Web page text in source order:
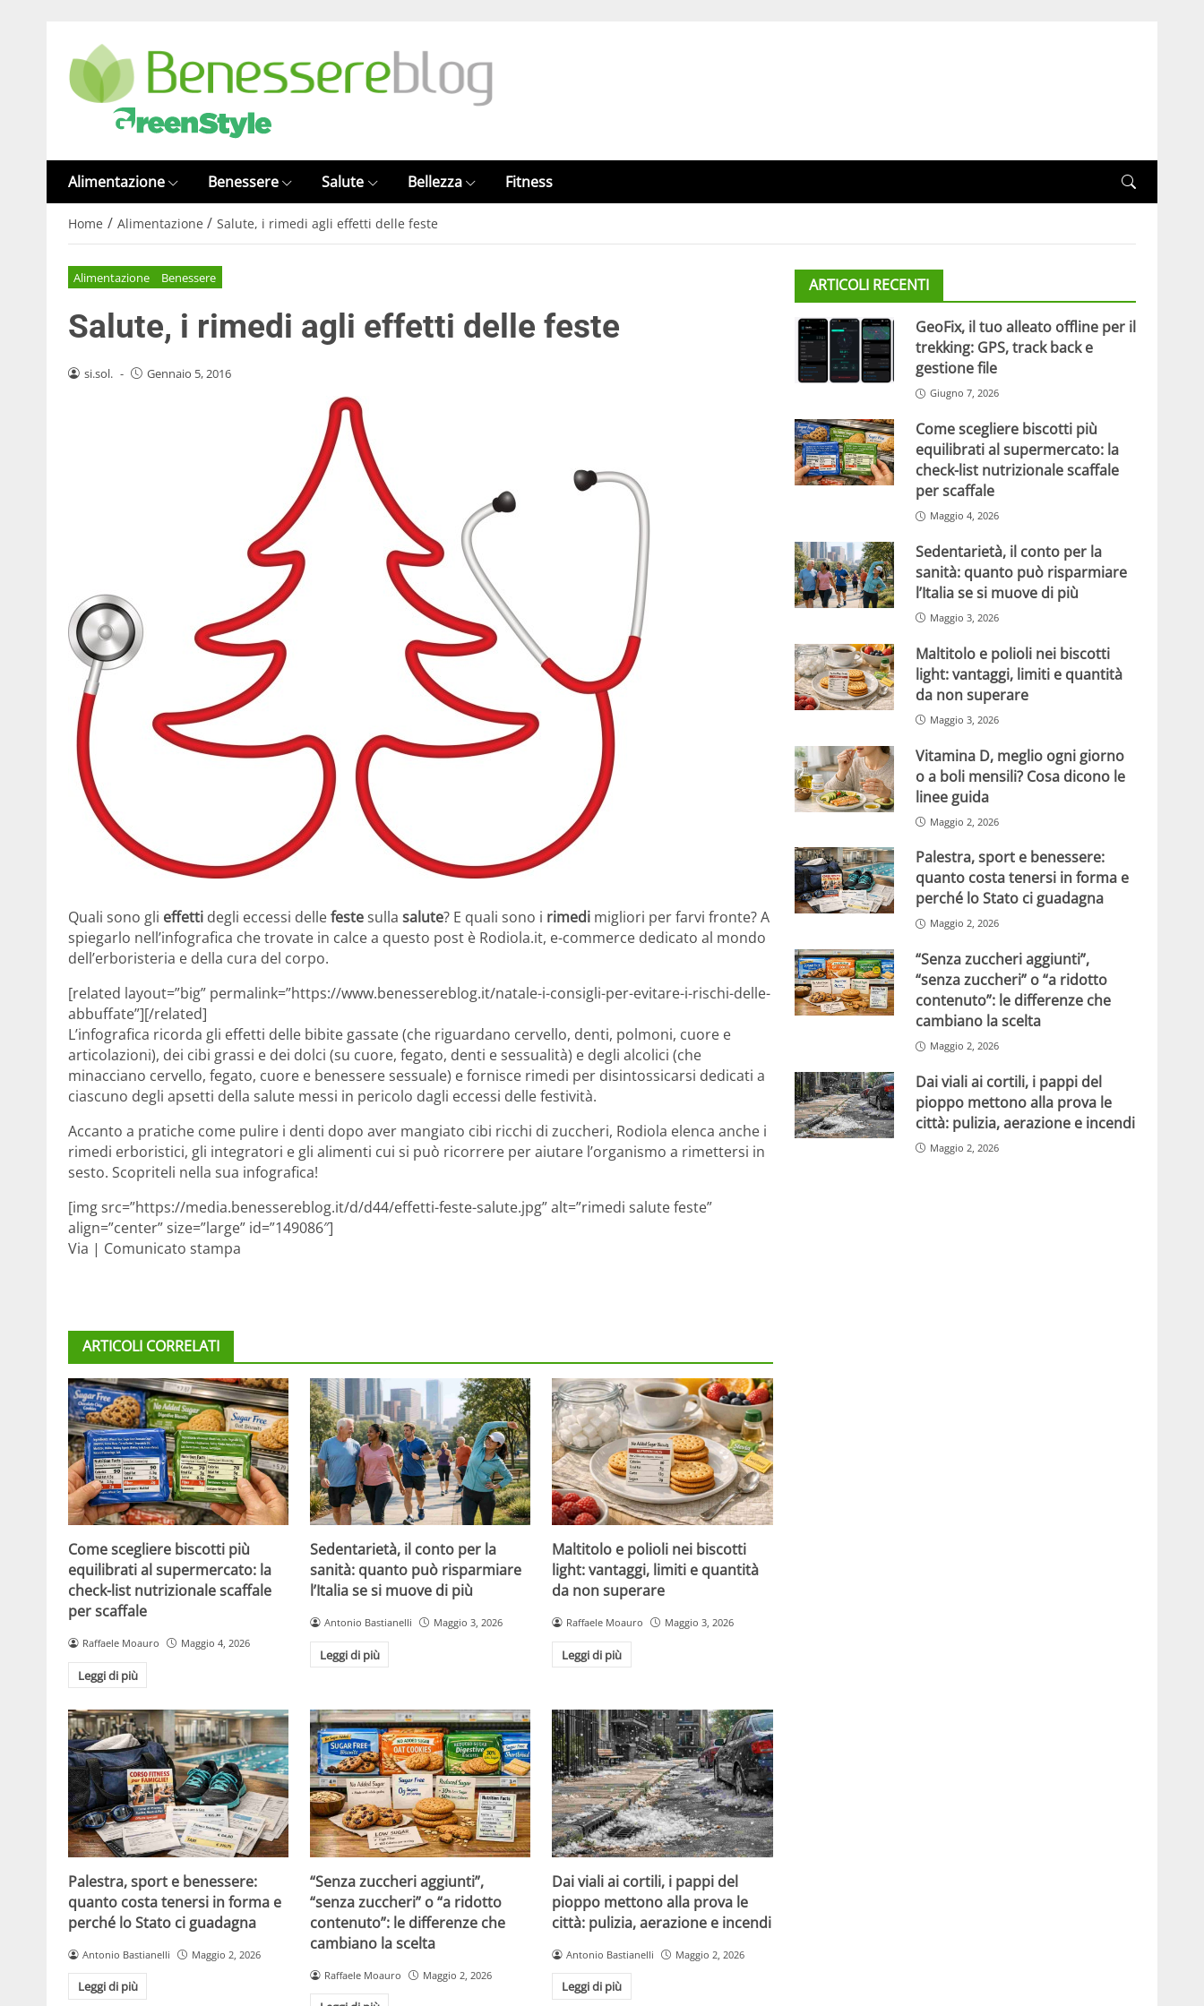
Alimentazione Benessere Salute Bellezza Fitness
Home / Alimentazione / Salute, i rimedi agli effetti delle feste
Alimentazione Benessere
Salute, i rimedi agli effetti delle feste
si.sol. - Gennaio 5, 2016
Quali sono gli effetti degli eccessi dellefestesulla salute? E quali sono i rimedi migliori per farvi fronte? A
spiegarlo nell’infografica che trovate in calce a questo post è Rodiola.it, e-commerce dedicato al mondo
dell’erboristeria e della cura del corpo.
[related layout=”big” permalink=”https://www.benessereblog.it/natale-i-consigli-per-evitare-i-rischi-delle-
abbuffate”][/related]
L’infografica ricorda gli effetti delle bibite gassate (che riguardano cervello, denti, polmoni, cuore e
articolazioni), dei cibi grassi e dei dolci (su cuore, fegato, denti e sessualità) e degli alcolici (che
minacciano cervello, fegato, cuore e benessere sessuale) e fornisce rimedi per disintossicarsi dedicati a
ciascuno degli apsetti della salute messi in pericolo dagli eccessi delle festività.
Accanto a pratiche come pulire i denti dopo aver mangiato cibi ricchi di zuccheri, Rodiola elenca anche i
rimedi erboristici, gli integratori e gli alimenti cui si può ricorrere per aiutare l’organismo a rimettersi in
sesto. Scopriteli nella sua infografica!
[img src=”https://media.benessereblog.it/d/d44/effetti-feste-salute.jpg” alt=”rimedi salute feste”
align=”center” size=”large” id=”149086″]
Via | Comunicato stampa
ARTICOLI CORRELATI
Come scegliere biscotti più
equilibrati al supermercato: la
check-list nutrizionale scaffale
per scaffale
Raffaele Moauro Maggio 4, 2026
Leggi di più
Sedentarietà, il conto per la
sanità: quanto può risparmiare
l’Italia se si muove di più
Antonio Bastianelli Maggio 3, 2026
Leggi di più
Maltitolo e polioli nei biscotti
light: vantaggi, limiti e quantità
da non superare
Raffaele Moauro Maggio 3, 2026
Leggi di più
Palestra, sport e benessere:
quanto costa tenersi in forma e
perché lo Stato ci guadagna
Antonio Bastianelli Maggio 2, 2026
Leggi di più
“Senza zuccheri aggiunti”,
“senza zuccheri” o “a ridotto
contenuto”: le differenze che
cambiano la scelta
Raffaele Moauro Maggio 2, 2026
Dai viali ai cortili, i pappi del
pioppo mettono alla prova le
città: pulizia, aerazione e incendi
Antonio Bastianelli Maggio 2, 2026
Leggi di più
ARTICOLI RECENTI
GeoFix, il tuo alleato offline per il
trekking: GPS, track back e
gestione file
Giugno 7, 2026
Come scegliere biscotti più
equilibrati al supermercato: la
check-list nutrizionale scaffale
per scaffale
Maggio 4, 2026
Sedentarietà, il conto per la
sanità: quanto può risparmiare
l’Italia se si muove di più
Maggio 3, 2026
Maltitolo e polioli nei biscotti
light: vantaggi, limiti e quantità
da non superare
Maggio 3, 2026
Vitamina D, meglio ogni giorno
o a boli mensili? Cosa dicono le
linee guida
Maggio 2, 2026
Palestra, sport e benessere:
quanto costa tenersi in forma e
perché lo Stato ci guadagna
Maggio 2, 2026
“Senza zuccheri aggiunti”,
“senza zuccheri” o “a ridotto
contenuto”: le differenze che
cambiano la scelta
Maggio 2, 2026
Dai viali ai cortili, i pappi del
pioppo mettono alla prova le
città: pulizia, aerazione e incendi
Maggio 2, 2026